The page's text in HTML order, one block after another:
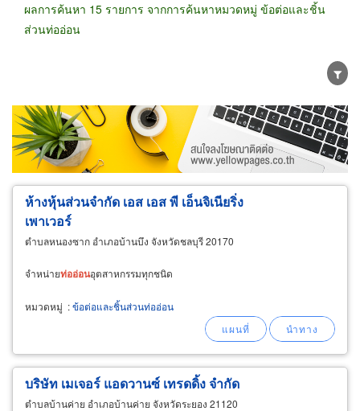
ผลการค้นหา 15 รายการ จากการค้นหาหมวดหมู่ ข้อต่อและชิ้น
ส่วนท่ออ่อน
ขายส่ง ขายปลีก ผู้ผลิต
ตัวแทนจัดจำหน่าย
ผู้ส่งออก/นำเข้า
ธุรกิจบริการ
ห้างหุ้นส่วนจำกัด เอส เอส พี เอ็นจิเนียริ่ง
เพาเวอร์
ตำบลหนองซาก อำเภอบ้านบึง จังหวัดชลบุรี 20170
จำหน่ายท่ออ่อนอุตสาหกรรมทุกชนิด
หมวดหมู่ :ข้อต่อและชิ้นส่วนท่ออ่อน
บริษัท เมเจอร์ แอดวานซ์ เทรดดิ้ง จำกัด
ตำบลบ้านค่าย อำเภอบ้านค่าย จังหวัดระยอง 21120